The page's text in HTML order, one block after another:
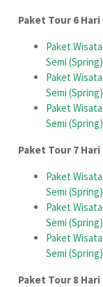
Paket Tour 6 Hari
Paket
Semi
Paket
Semi
Paket
Semi
Paket Tour 7 Hari
Paket
Semi
Paket
Semi
Paket
Semi
Paket Tour 8 Hari